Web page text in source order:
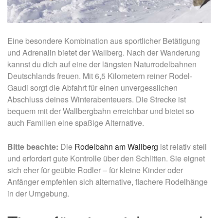
Eine besondere Kombination aus sportlicher Betätigung
und Adrenalin bietet der Wallberg. Nach der Wanderung
kannst du dich auf eine der längsten Naturrodelbahnen
Deutschlands freuen. Mit 6,5 Kilometern reiner Rodel-
Gaudi sorgt die Abfahrt für einen unvergesslichen
Abschluss deines Winterabenteuers. Die Strecke ist
bequem mit der Wallbergbahn erreichbar und bietet so
auch Familien eine spaßige Alternative.
Bitte beachte: Die Rodelbahn am Wallberg ist relativ steil
und erfordert gute Kontrolle über den Schlitten. Sie eignet
sich eher für geübte Rodler – für kleine Kinder oder
Anfänger empfehlen sich alternative, flachere Rodelhänge
in der Umgebung.